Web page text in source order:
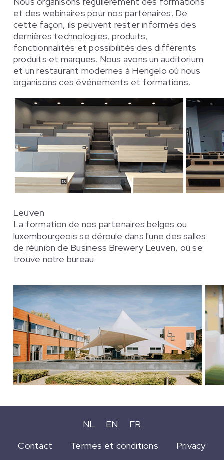
et des webinaires pour nos partenaires. De
cette façon, ils peuvent rester informés des
dernières technologies, produits,
fonctionnalités et possibilités des différents
produits et marques. Nous avons un auditorium
et un restaurant modernes à Hengelo où nous
organisons ces événements et formations.
Leuven
La formation de nos partenaires belges ou
luxembourgeois se déroule dans l'une des salles
de réunion de Business Brewery Leuven, où se
trouve notre bureau.
NL EN
FR
Contact
Termes et conditions
Privacy